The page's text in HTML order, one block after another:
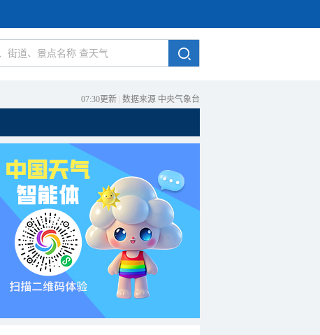
07:30更新 数据来源 中央气象台